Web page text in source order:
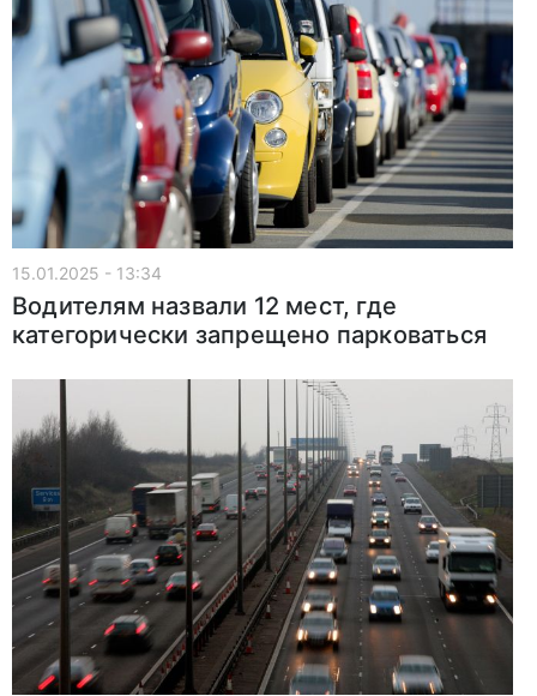
15.01.2025 - 13:34
Водителям назвали 12 мест, где
категорически запрещено парковаться